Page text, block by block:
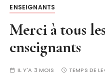
ENSEIGNANTS
Merci à tous
enseignants
IL Y'A 3 MOIS TEMPS DE